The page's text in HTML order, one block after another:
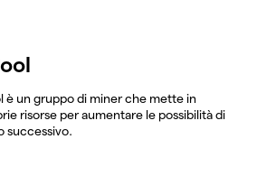
è un gruppo di miner che mette in
risorse per aumentare le possibilità di
successivo.